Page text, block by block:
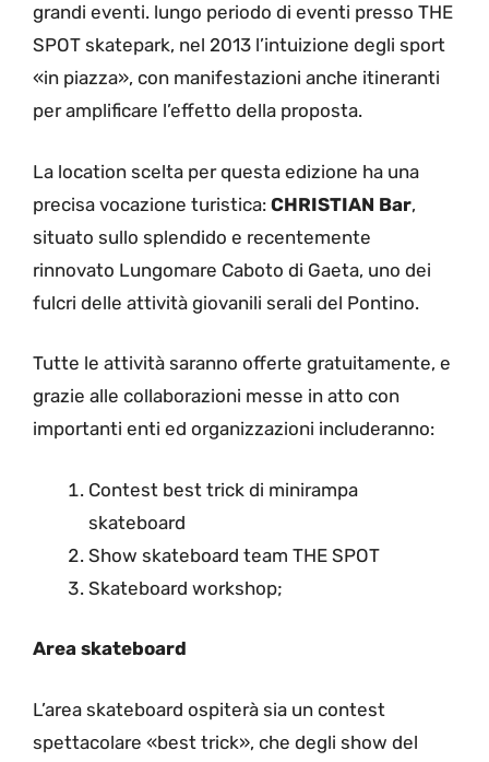
grandi eventi. lungo periodo di eventi presso THE
SPOT skatepark, nel 2013 l’intuizione degli sport
«in piazza», con manifestazioni anche itineranti
per amplificare l’effetto della proposta.
La location scelta per questa edizione ha una
precisa vocazione turistica: CHRISTIAN Bar,
situato sullo splendido e recentemente
rinnovato Lungomare Caboto di Gaeta, uno dei
fulcri delle attività giovanili serali del Pontino.
Tutte le attività saranno offerte gratuitamente, e
grazie alle collaborazioni messe in atto con
importanti enti ed organizzazioni includeranno:
Contest best trick di minirampa
skateboard
Show skateboard team THE SPOT
Skateboard workshop;
Area skateboard
L’area skateboard ospiterà sia un contest
spettacolare «best trick», che degli show del